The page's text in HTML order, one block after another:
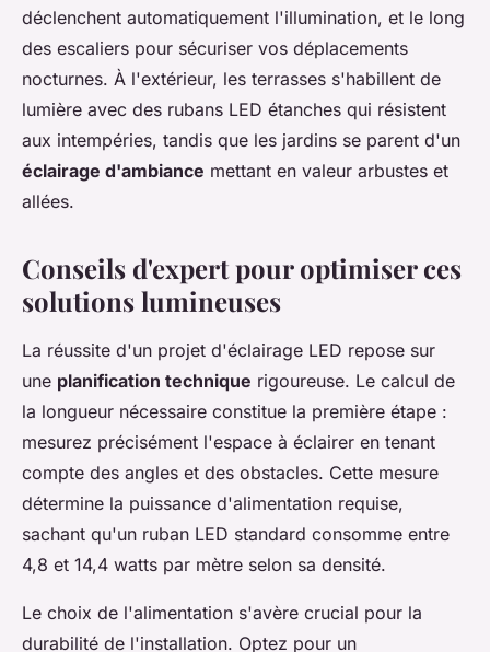
déclenchent automatiquement l'illumination, et le long
des escaliers pour sécuriser vos déplacements
nocturnes. À l'extérieur, les terrasses s'habillent de
lumière avec des rubans LED étanches qui résistent
aux intempéries, tandis que les jardins se parent d'un
éclairage d'ambiance mettant en valeur arbustes et
allées.
Conseils d'expert pour optimiser ces
solutions lumineuses
La réussite d'un projet d'éclairage LED repose sur
une planification technique rigoureuse. Le calcul de
la longueur nécessaire constitue la première étape :
mesurez précisément l'espace à éclairer en tenant
compte des angles et des obstacles. Cette mesure
détermine la puissance d'alimentation requise,
sachant qu'un ruban LED standard consomme entre
4,8 et 14,4 watts par mètre selon sa densité.
Le choix de l'alimentation s'avère crucial pour la
durabilité de l'installation. Optez pour un